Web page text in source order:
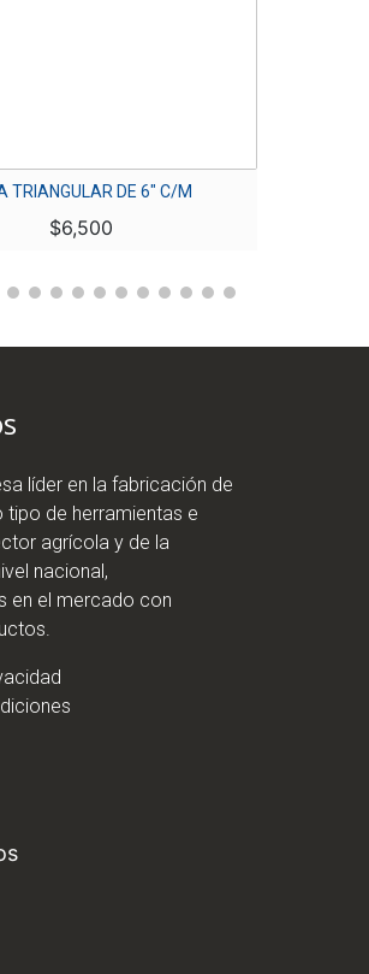
TRIANGULAR DE 6″ C/M
$6,500
líder en la fabricación de
de herramientas e
agrícola y de la
nacional,
en el mercado con